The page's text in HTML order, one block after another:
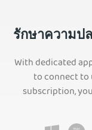
รักษาความ
With dedicated
to connect to
subscription,